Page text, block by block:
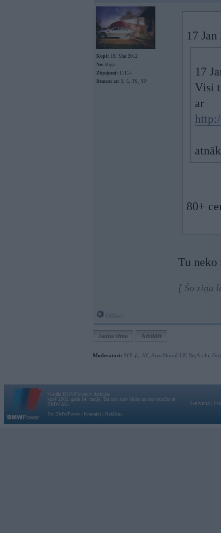
Kopš: 18. Mar 2012
No: Rīga
Ziņojumi: 11114
Braucu ar: 3, 5, TS, YP
17
17
Visi
ar
80+
Tu
[ Šo ziņu
Jauna tēma Atbildēt
Moderatori: 968-jk AV AiwaShuraLLP, BigArchi
Vortāls BMWPower.lv darbojas
kopš 2002. gada 14. maija. Tas nav auto klubs un nav saistīts ar
BMW AG.
Par BMWPower
Kontakti Reklāma
Galvena